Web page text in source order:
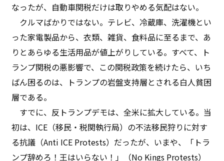
なったが、自動車関税だけは取りやめる気配はない。
クルマばかりではない。テレビ、冷蔵庫、洗濯機とい
った家電製品から、衣類、雑貨、食料品に至るまで、あ
りとあらゆる生活用品が値上がりしている。すべて、ト
ランプ関税の悪影響で、この関税政策を続けたら、いち
ばん困るのは、トランプの岩盤支持層とされる白人貧困
層である。
すでに、反トランプデモは、全米に拡大している。当
初は、ICE（移民・税関執行局）の不法移民狩りに対す
る抗議（Anti ICE Protests）だったが、いまや、「トラ
ンプ辞めろ！王はいらない！」（No Kings Protests）